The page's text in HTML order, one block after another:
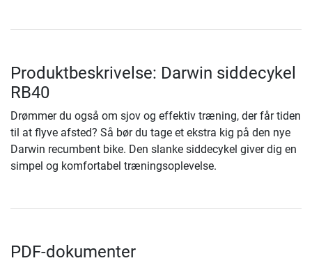
Produktbeskrivelse: Darwin siddecykel
RB40
Drømmer du også om sjov og effektiv træning, der får tiden
til at flyve afsted? Så bør du tage et ekstra kig på den nye
Darwin recumbent bike. Den slanke siddecykel giver dig en
simpel og komfortabel træningsoplevelse.
PDF-dokumenter